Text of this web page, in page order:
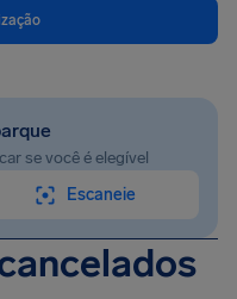
se você é elegível
Escaneie